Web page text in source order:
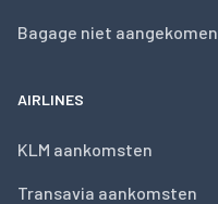
Bagage niet aangekomen
AIRLINES
KLM aankomsten
Transavia aankomsten